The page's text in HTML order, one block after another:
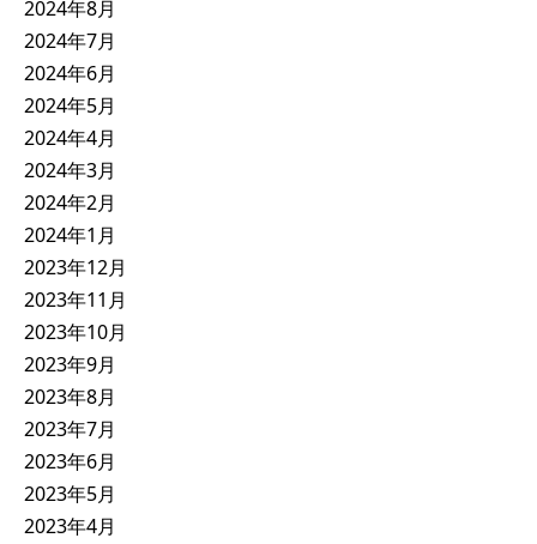
2024年8月
2024年7月
2024年6月
2024年5月
2024年4月
2024年3月
2024年2月
2024年1月
2023年12月
2023年11月
2023年10月
2023年9月
2023年8月
2023年7月
2023年6月
2023年5月
2023年4月